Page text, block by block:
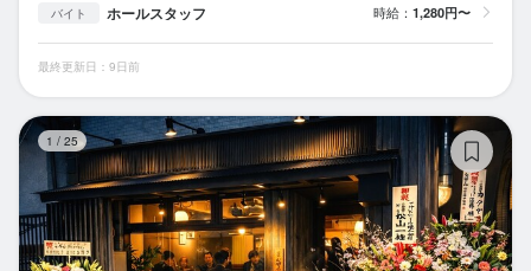
バイト ホールスタッフ 時給： 1,280円〜
最終更新日：9日前
1 / 25